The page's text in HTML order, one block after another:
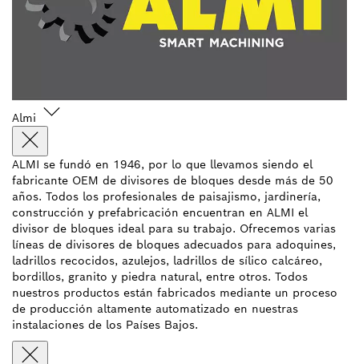
Almi
ALMI se fundó en 1946, por lo que llevamos siendo el
fabricante OEM de divisores de bloques desde más de 50
años. Todos los profesionales de paisajismo, jardinería,
construcción y prefabricación encuentran en ALMI el
divisor de bloques ideal para su trabajo. Ofrecemos varias
líneas de divisores de bloques adecuados para adoquines,
ladrillos recocidos, azulejos, ladrillos de sílico calcáreo,
bordillos, granito y piedra natural, entre otros. Todos
nuestros productos están fabricados mediante un proceso
de producción altamente automatizado en nuestras
instalaciones de los Países Bajos.